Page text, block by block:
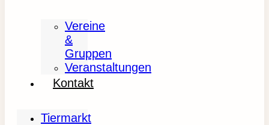
Vereine
&
Gruppen
Veranstaltungen
Kontakt
Tiermarkt